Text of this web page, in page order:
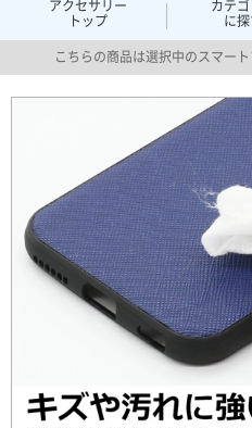
アクセサリー
トップ
カテゴ
に探
こちらの商品は選択中のスマー